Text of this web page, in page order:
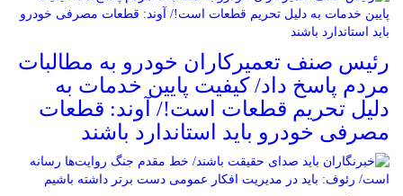
رئیس صنف تعمیرکاران خودرو به مطالبات
مردم پاسخ داد/ کیفیت پایین خدمات به
دلیل تحریم قطعات است!/ آوند: قطعات
مصرفی خودرو باید استاندارد باشند